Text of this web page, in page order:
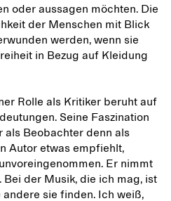
oder aussagen möchten. Die
der Menschen mit Blick
werden, wenn sie
in Bezug auf Kleidung
Rolle als Kritiker beruht auf
Seine Faszination
Beobachter denn als
Autor etwas empfiehlt,
Er nimmt
der Musik, die ich mag, ist
sie finden. Ich weiß,